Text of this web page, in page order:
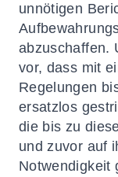
unnötigen
abzuschaffen.
vor, dass mit
Regelungen
ersatzlos
die bis zu
und zuvor auf
Notwendigkeit